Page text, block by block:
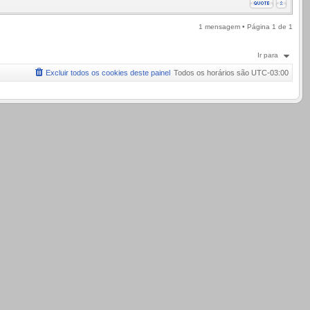
1 mensagem • Página 1 de 1
Ir para
Todos os horários são UTC-03:00
Excluir todos os cookies deste painel